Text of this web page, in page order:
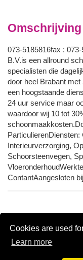
Cookies are used
Learn more
Omschrijving
073-5185816fax :
B.V.is een allround
specialisten die
door heel Brabant
een hoogstaande
24 uur service maar
waardoor wij 10 tot
ParticulierenDiensten:
Interieurverzorging,
Schoorsteenvegen,
ContantAangesloten
Gratis